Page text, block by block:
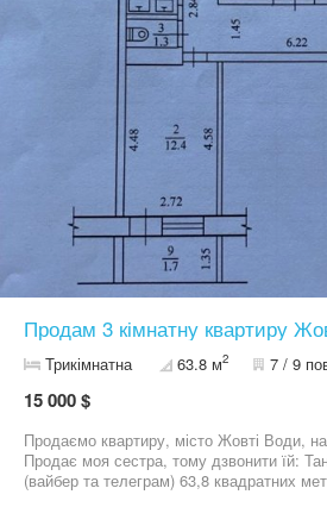
Продам 3 кімнатну квартиру
Трикімнатна 63.8 м2 7 / 9
15 000 $
Продаємо квартиру, місто Жовті Води,
Продає моя сестра, тому дзвонити їй:
(вайбер та телеграм) 63,8 квадратних